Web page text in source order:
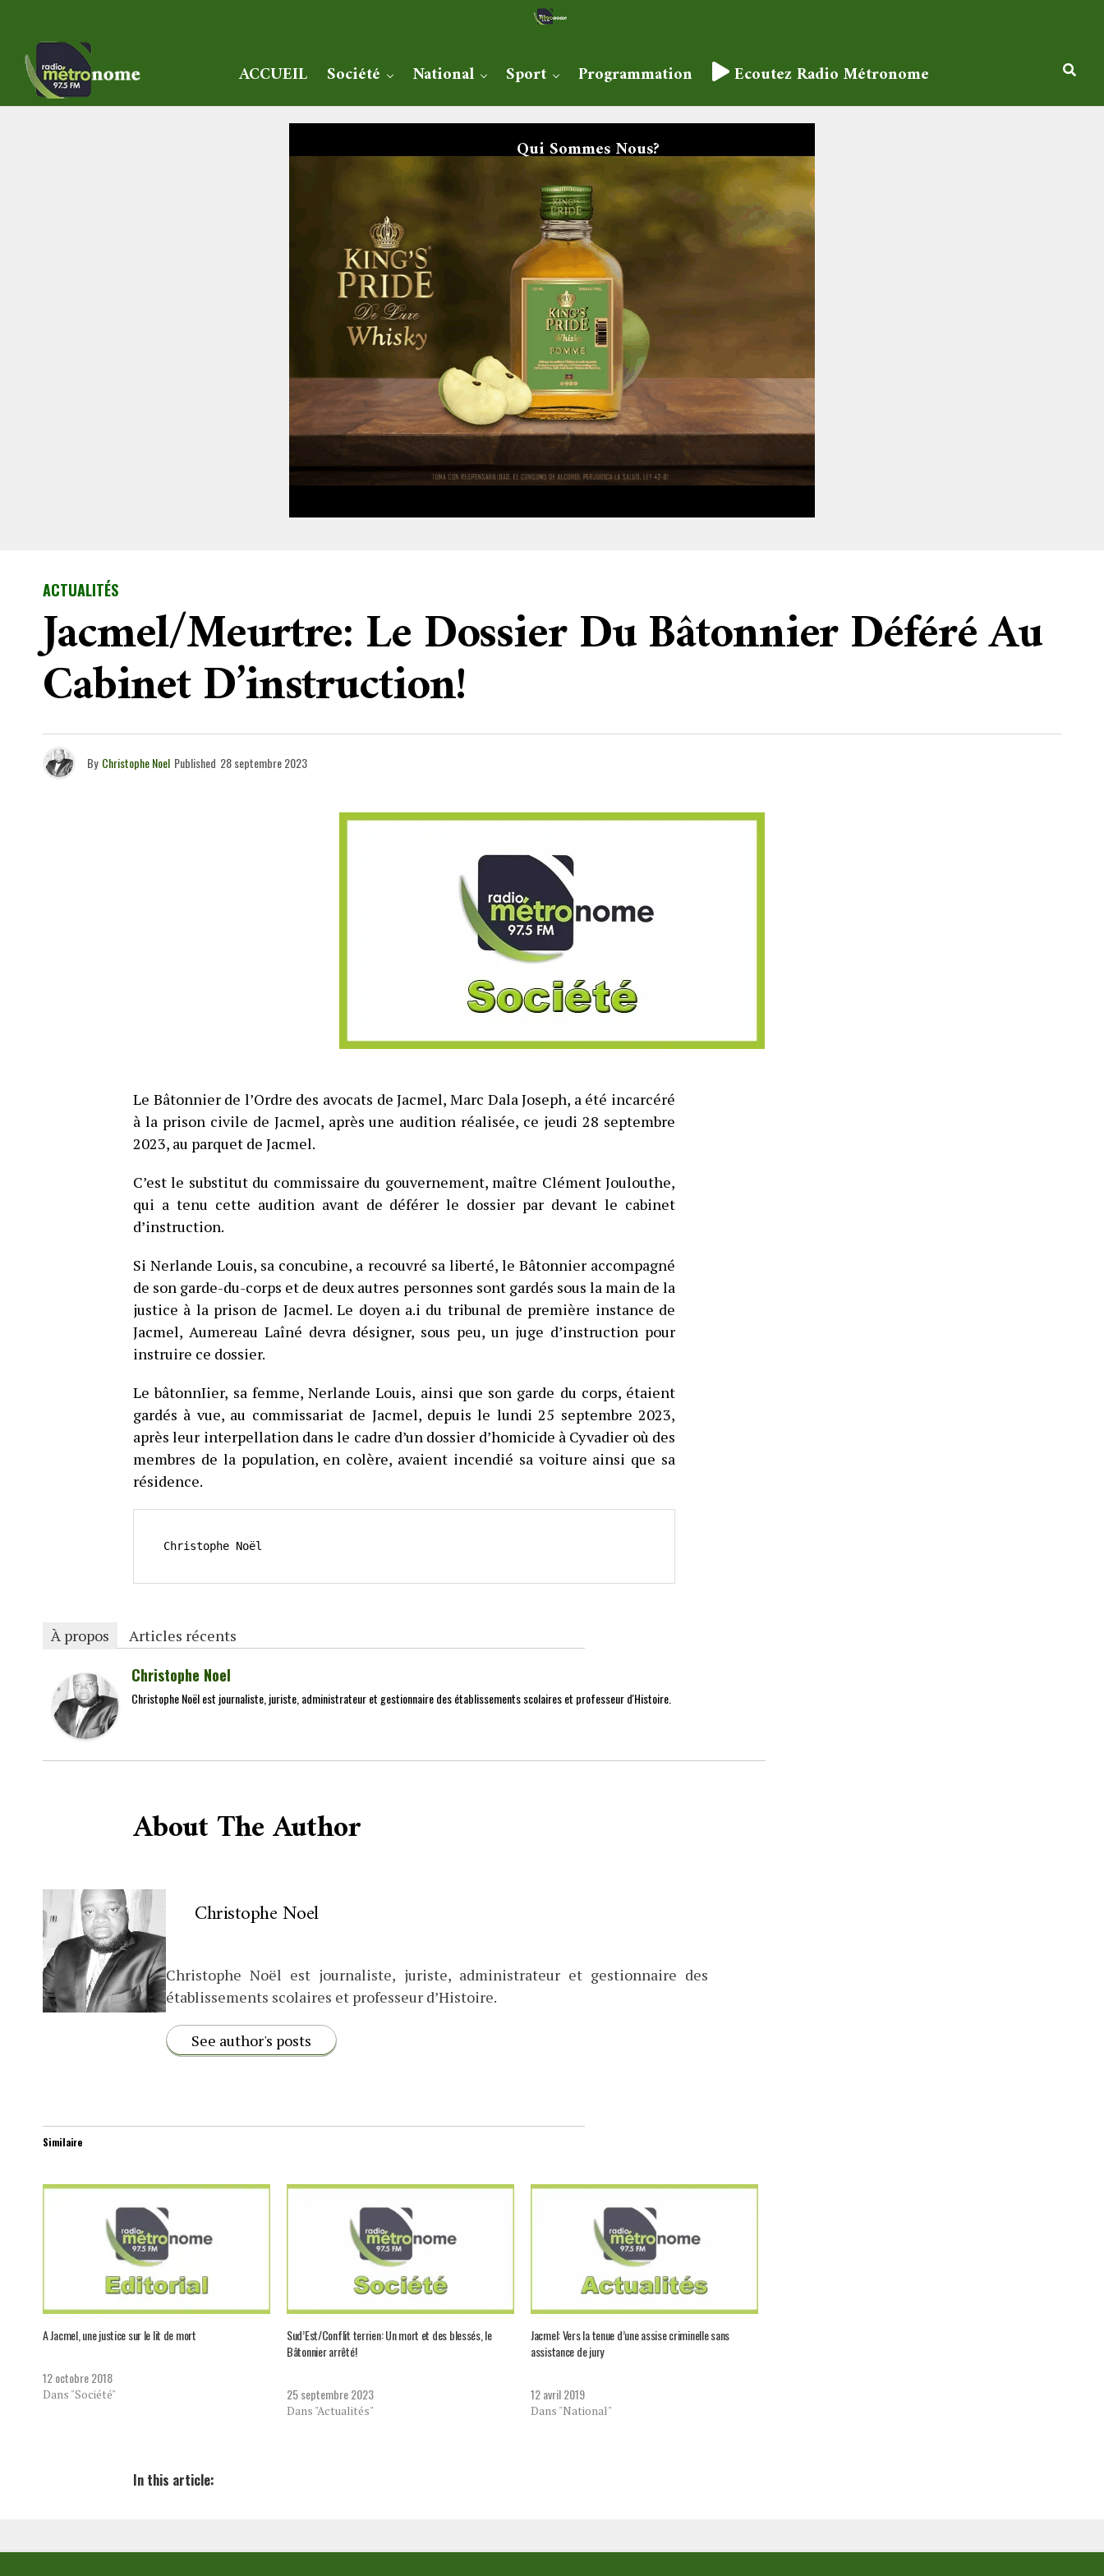
ACCUEIL Société National Sport Programmation Ecoutez Radio Métronome
Qui Sommes Nous?
ACTUALITÉS
Jacmel/meurtre: Le Dossier Du Bâtonnier Déféré Au
Cabinet D’instruction!
By Christophe Noel Published 28 septembre 2023
Le Bâtonnier de l’Ordre des avocats de Jacmel, Marc Dala Joseph, a été incarcéré
à la prison civile de Jacmel, après une audition réalisée, ce jeudi 28 septembre
2023, au parquet de Jacmel.
C’est le substitut du commissaire du gouvernement, maître Clément Joulouthe,
qui a tenu cette audition avant de déférer le dossier par devant le cabinet
d’instruction.
Si Nerlande Louis, sa concubine, a recouvré sa liberté, le Bâtonnier accompagné
de son garde-du-corps et de deux autres personnes sont gardés sous la main de la
justice à la prison de Jacmel. Le doyen a.i du tribunal de première instance de
Jacmel, Aumereau Laîné devra désigner, sous peu, un juge d’instruction pour
instruire ce dossier.
Le bâtonnIier, sa femme, Nerlande Louis, ainsi que son garde du corps, étaient
gardés à vue, au commissariat de Jacmel, depuis le lundi 25 septembre 2023,
après leur interpellation dans le cadre d’un dossier d’homicide à Cyvadier où des
membres de la population, en colère, avaient incendié sa voiture ainsi que sa
résidence.
Christophe Noël
À propos Articles récents
Christophe Noel
Christophe Noël est journaliste, juriste, administrateur et gestionnaire des établissements scolaires et professeur d'Histoire.
About The Author
Christophe Noel
Christophe Noël est journaliste, juriste, administrateur et gestionnaire des
établissements scolaires et professeur d’Histoire.
See author's posts
Similaire
A Jacmel, une justice sur le lit de mort
12 octobre 2018
Dans "Société"
Sud’Est/Conflit terrien: Un mort et des blessés, le
Bâtonnier arrêté!
25 septembre 2023
Dans "Actualités"
Jacmel: Vers la tenue d’une assise criminelle sans
assistance de jury
12 avril 2019
Dans "National"
In this article: